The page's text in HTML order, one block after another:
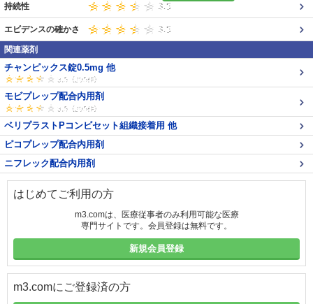
持続性
エビデンスの確かさ
関連薬剤
チャンピックス錠0.5mg 他
モビプレップ配合内用剤
ベリプラストPコンビセット組織接着用 他
ピコプレップ配合内用剤
ニフレック配合内用剤
はじめてご利用の方
m3.comは、医療従事者のみ利用可能な医療
専門サイトです。会員登録は無料です。
新規会員登録
m3.comにご登録済の方